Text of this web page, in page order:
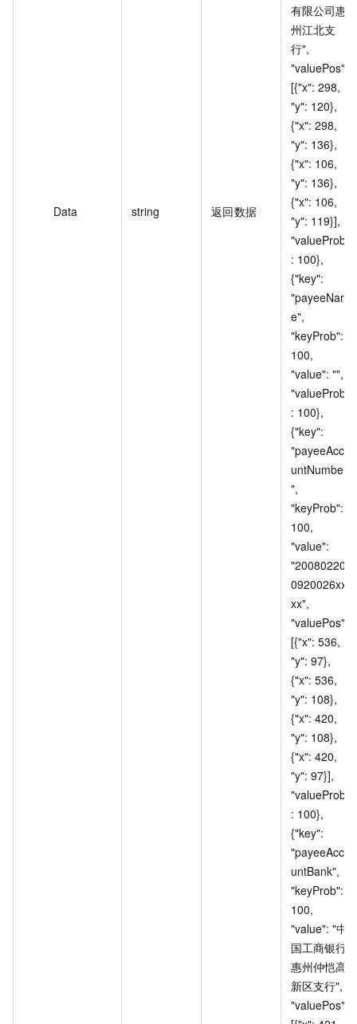
Data string 返回数据
有限公司惠
州江北支
行",
"valuePos":
[{"x": 298,
"y": 120},
{"x": 298,
"y": 136},
{"x": 106,
"y": 136},
{"x": 106,
"y": 119}],
"valueProb"
: 100},
{"key":
"payeeNam
e",
"keyProb":
100,
"value": "",
"valueProb"
: 100},
{"key":
"payeeAcco
untNumber
",
"keyProb":
100,
"value":
"20080220
0920026xx
xx",
"valuePos":
[{"x": 536,
"y": 97},
{"x": 536,
"y": 108},
{"x": 420,
"y": 108},
{"x": 420,
"y": 97}],
"valueProb"
: 100},
{"key":
"payeeAcco
untBank",
"keyProb":
100,
"value": "中
国工商银行
惠州仲恺高
新区支行",
"valuePos":